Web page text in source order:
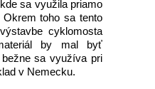
sa využila priamo
Okrem toho sa tento
cyklomosta
by mal byť
sa využíva pri
v Nemecku.